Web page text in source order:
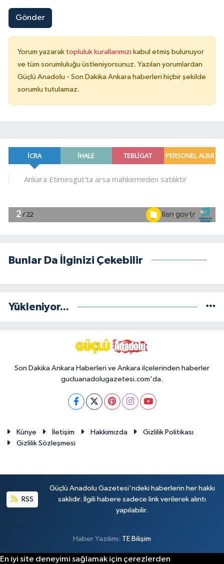
Gönder
Yorum yazarak topluluk kurallarımızı kabul etmiş bulunuyor
ve tüm sorumluluğu üstleniyorsunuz. Yazılan yorumlardan
Güçlü Anadolu - Son Dakika Ankara haberleri hiçbir şekilde
sorumlu tutulamaz.
Bunlar Da İlginizi Çekebilir
Yükleniyor...
Son Dakika Ankara Haberleri ve Ankara ilçelerinden haberler
gucluanadolugazetesi.com'da.
Künye İletişim Hakkımızda
Gizlilik Politikası
Gizlilik Sözleşmesi
RSS
Güçlü Anadolu Gazetesi'ndeki haberlerin her hakkı
saklıdır. İlgili habere sadece link verilerek alıntı
yapılabilir.
Haber Yazılımı: TE Bilişim
En iyi site deneyimi sağlamak için çerezlerden